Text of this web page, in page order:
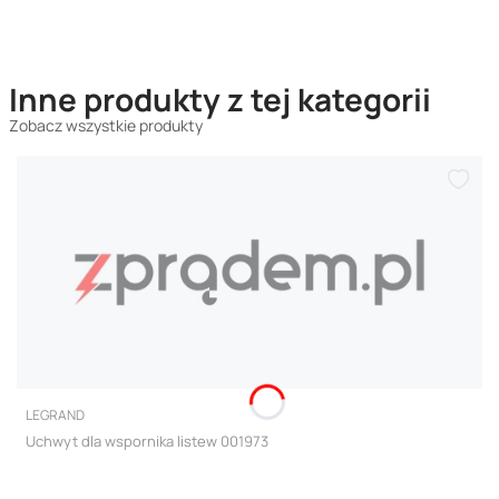
Inne produkty z tej kategorii
Zobacz wszystkie produkty
PRODUCENT
LEGRAND
Uchwyt dla wspornika listew 001973